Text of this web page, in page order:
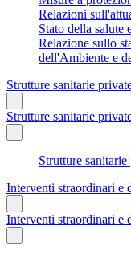
Relazioni
Stato della salute
Relazione sullo
dell'Ambiente e
Strutture sanitarie
Strutture sanitarie
Strutture
Interventi straordinari e
Interventi straordinari e